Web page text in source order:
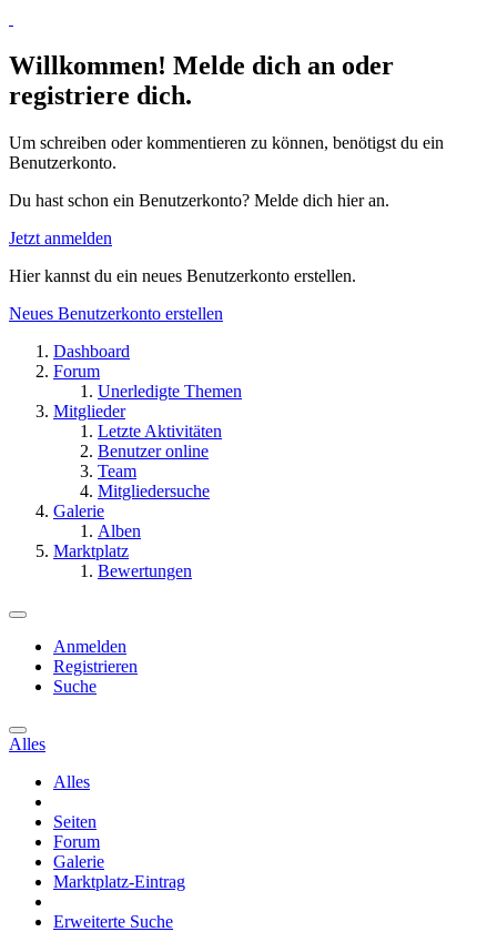
Willkommen! Melde dich an oder
registriere dich.
Um schreiben oder kommentieren zu können, benötigst du ein
Benutzerkonto.
Du hast schon ein Benutzerkonto? Melde dich hier an.
Jetzt anmelden
Hier kannst du ein neues Benutzerkonto erstellen.
Neues Benutzerkonto erstellen
Dashboard
Forum
Unerledigte Themen
Mitglieder
Letzte Aktivitäten
Benutzer online
Team
Mitgliedersuche
Galerie
Alben
Marktplatz
Bewertungen
Anmelden
Registrieren
Suche
Alles
Alles
Seiten
Forum
Galerie
Marktplatz-Eintrag
Erweiterte Suche